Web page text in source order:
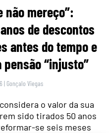
não mereço”:
de descontos
antes do tempo e
“injusto”
| Gonçalo Viegas
o valor da sua
sido tirados 50 anos
se seis meses